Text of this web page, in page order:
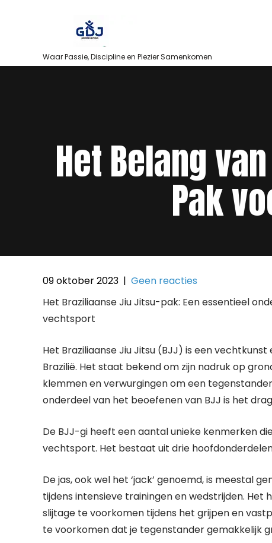
Waar Passie, Discipline en Plezier Samenkomen
Het Belang
Pak
09 oktober 2023 | Geen reacties
Het Braziliaanse Jiu Jitsu-pak: Een essentieel
vechtsport
Het Braziliaanse Jiu Jitsu (BJJ) is een
Brazilië. Het staat bekend om zijn nadruk op
klemmen en verwurgingen om een
onderdeel van het beoefenen van BJJ is het
De BJJ-gi heeft een aantal unieke kenmerken
vechtsport. Het bestaat uit drie
De jas, ook wel het ‘jack’ genoemd, is meestal
tijdens intensieve trainingen en wedstrijden.
slijtage te voorkomen tijdens het grijpen en
te voorkomen dat je tegenstander gemakkelijk